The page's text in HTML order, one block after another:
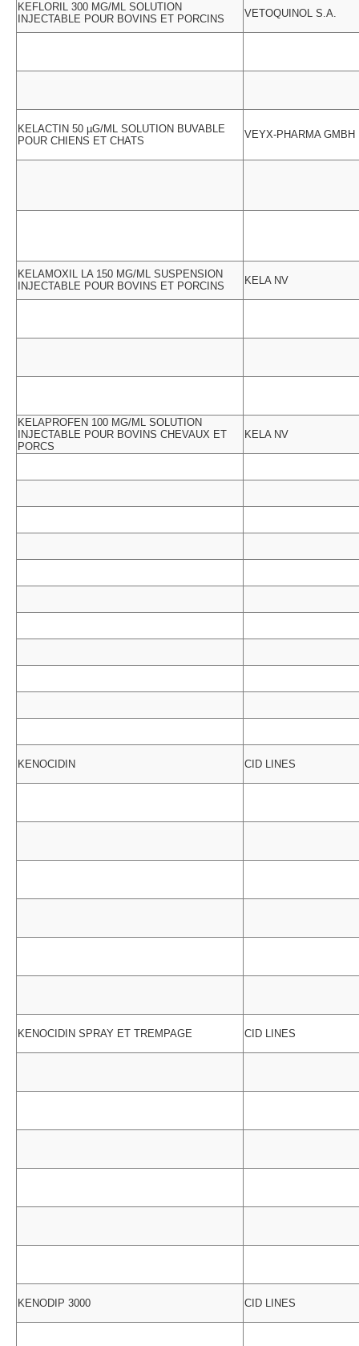
KEFLORIL 300 MG/ML SOLUTION
INJECTABLE POUR BOVINS ET PORCINS
VETOQUINOL S.A.
KELACTIN 50 µG/ML SOLUTION BUVABLE
POUR CHIENS ET CHATS
VEYX-PHARMA GMBH
KELAMOXIL LA 150 MG/ML SUSPENSION
INJECTABLE POUR BOVINS ET PORCINS
KELA NV
KELAPROFEN 100 MG/ML SOLUTION
INJECTABLE POUR BOVINS CHEVAUX ET
PORCS
KELA NV
KENOCIDIN CID LINES
KENOCIDIN SPRAY ET TREMPAGE CID LINES
KENODIP 3000 CID LINES